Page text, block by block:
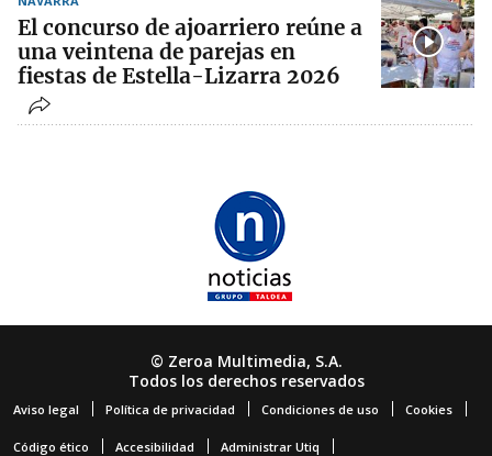
El concurso de ajoarriero reúne a
una veintena de parejas en
fiestas de Estella-Lizarra 2026
© Zeroa Multimedia, S.A.
Todos los derechos reservados
Aviso legal Política de privacidad Condiciones de uso Cookies
Código ético Accesibilidad Administrar Utiq